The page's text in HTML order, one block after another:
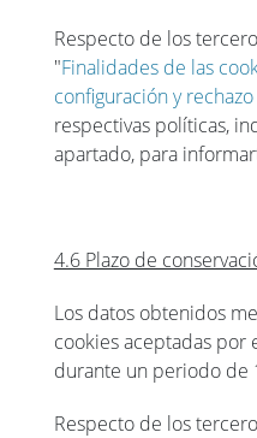
Respecto de los
"Finalidades de las
configuración y
respectivas políticas,
apartado, para
4.6 Plazo de
Los datos obtenidos
cookies aceptadas por
durante un periodo de
Respecto de los